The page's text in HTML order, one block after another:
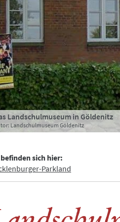
Landschulmuseum in Göldenitz
Landschulmuseum Göldenitz
Klassenzimmer
Landschulmuseum Göldenitz
historische Schulstunde mit
Landschulmuseum Göldenitz
Wohnung des Lehrers
Landschulmuseum Göldenitz
sich hier:
Parkland